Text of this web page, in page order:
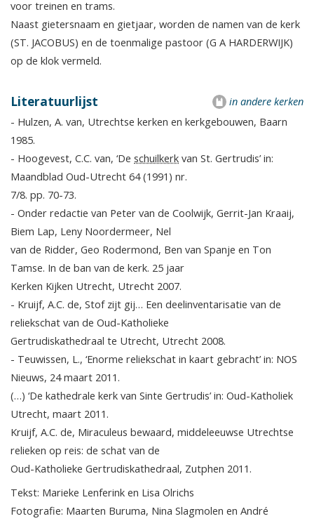
voor treinen en trams.
Naast gietersnaam en gietjaar, worden de namen van de kerk
(ST. JACOBUS) en de toenmalige pastoor (G A HARDERWIJK)
op de klok vermeld.
in andere kerken
Literatuurlijst
- Hulzen, A. van, Utrechtse kerken en kerkgebouwen, Baarn
1985.
- Hoogevest, C.C. van, ‘De schuilkerk van St. Gertrudis’ in:
Maandblad Oud-Utrecht 64 (1991) nr.
7/8. pp. 70-73.
- Onder redactie van Peter van de Coolwijk, Gerrit-Jan Kraaij,
Biem Lap, Leny Noordermeer, Nel
van de Ridder, Geo Rodermond, Ben van Spanje en Ton
Tamse. In de ban van de kerk. 25 jaar
Kerken Kijken Utrecht, Utrecht 2007.
- Kruijf, A.C. de, Stof zijt gij… Een deelinventarisatie van de
reliekschat van de Oud-Katholieke
Gertrudiskathedraal te Utrecht, Utrecht 2008.
- Teuwissen, L., ‘Enorme reliekschat in kaart gebracht’ in: NOS
Nieuws, 24 maart 2011.
(…) ‘De kathedrale kerk van Sinte Gertrudis’ in: Oud-Katholiek
Utrecht, maart 2011.
Kruijf, A.C. de, Miraculeus bewaard, middeleeuwse Utrechtse
relieken op reis: de schat van de
Oud-Katholieke Gertrudiskathedraal, Zutphen 2011.
Tekst: Marieke Lenferink en Lisa Olrichs
Fotografie: Maarten Buruma, Nina Slagmolen en André